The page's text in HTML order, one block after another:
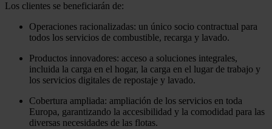
Los clientes se beneficiarán de:
Operaciones racionalizadas: un único socio contractual para
todos los servicios de combustible, recarga y lavado.
Productos innovadores: acceso a soluciones integrales,
incluida la carga en el hogar, la carga en el lugar de trabajo y
los servicios digitales de repostaje y lavado.
Cobertura ampliada: ampliación de los servicios en toda
Europa, garantizando la accesibilidad y la comodidad para las
diversas necesidades de las flotas.